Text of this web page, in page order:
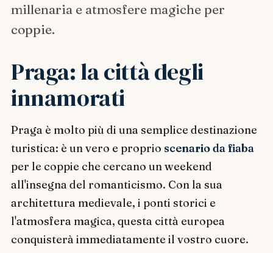
millenaria e atmosfere magiche per
coppie.
Praga: la città degli
innamorati
Praga è molto più di una semplice destinazione
turistica: è un vero e proprio scenario da fiaba
per le coppie che cercano un weekend
all'insegna del romanticismo. Con la sua
architettura medievale, i ponti storici e
l'atmosfera magica, questa città europea
conquisterà immediatamente il vostro cuore.